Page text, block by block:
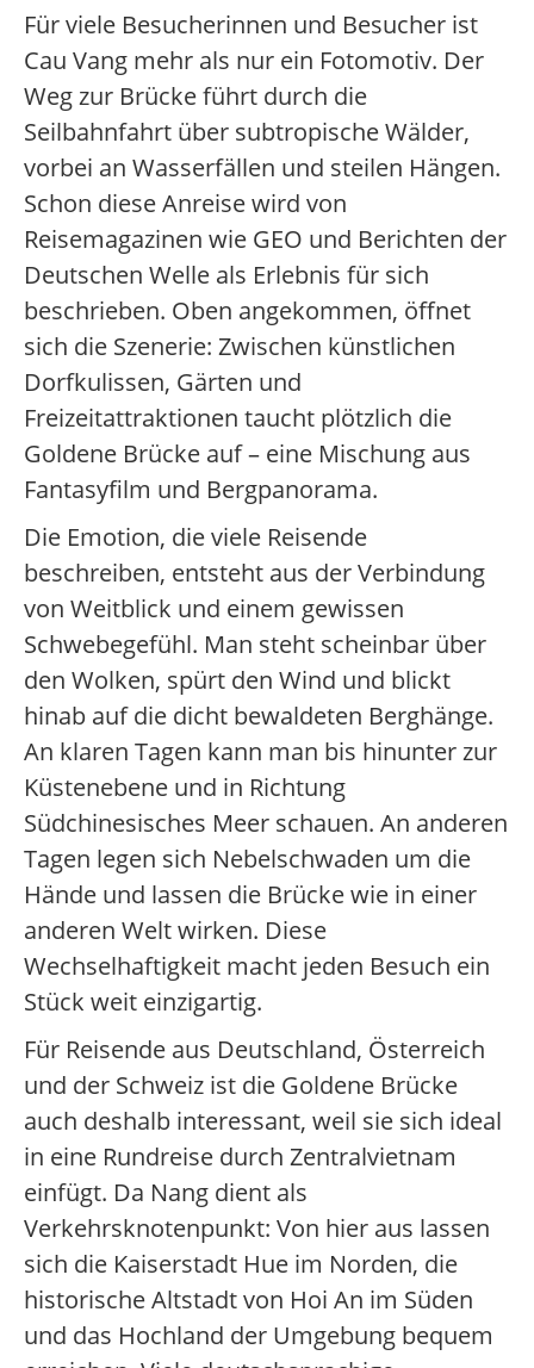
Für viele Besucherinnen und Besucher ist
Cau Vang mehr als nur ein Fotomotiv. Der
Weg zur Brücke führt durch die
Seilbahnfahrt über subtropische Wälder,
vorbei an Wasserfällen und steilen Hängen.
Schon diese Anreise wird von
Reisemagazinen wie GEO und Berichten der
Deutschen Welle als Erlebnis für sich
beschrieben. Oben angekommen, öffnet
sich die Szenerie: Zwischen künstlichen
Dorfkulissen, Gärten und
Freizeitattraktionen taucht plötzlich die
Goldene Brücke auf – eine Mischung aus
Fantasyfilm und Bergpanorama.
Die Emotion, die viele Reisende
beschreiben, entsteht aus der Verbindung
von Weitblick und einem gewissen
Schwebegefühl. Man steht scheinbar über
den Wolken, spürt den Wind und blickt
hinab auf die dicht bewaldeten Berghänge.
An klaren Tagen kann man bis hinunter zur
Küstenebene und in Richtung
Südchinesisches Meer schauen. An anderen
Tagen legen sich Nebelschwaden um die
Hände und lassen die Brücke wie in einer
anderen Welt wirken. Diese
Wechselhaftigkeit macht jeden Besuch ein
Stück weit einzigartig.
Für Reisende aus Deutschland, Österreich
und der Schweiz ist die Goldene Brücke
auch deshalb interessant, weil sie sich ideal
in eine Rundreise durch Zentralvietnam
einfügt. Da Nang dient als
Verkehrsknotenpunkt: Von hier aus lassen
sich die Kaiserstadt Hue im Norden, die
historische Altstadt von Hoi An im Süden
und das Hochland der Umgebung bequem